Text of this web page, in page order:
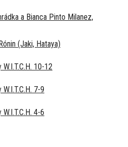
a Bianca Pinto Milanez,
(Jaki, Hataya)
10-12
7-9
4-6